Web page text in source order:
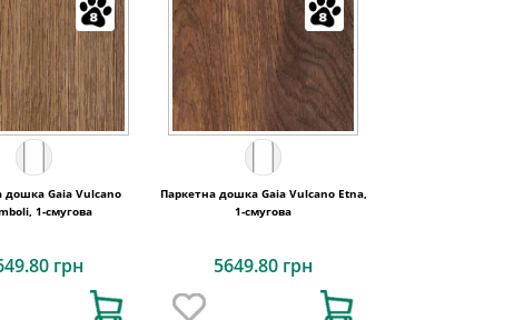
дошка Gaia Vulcano
1-смугова
грн
Паркетна дошка Gaia Vulcano Etna,
1-смугова
5649.80 грн